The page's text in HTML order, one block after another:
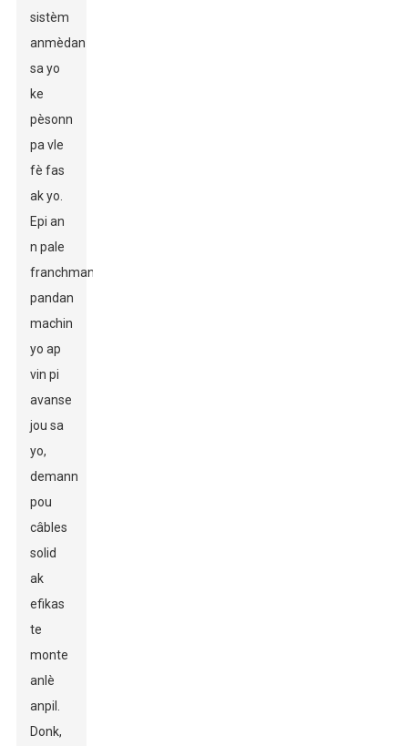
sistèm
anmèdan
sa yo
ke
pèsonn
pa vle
fè fas
ak yo.
Epi an
n pale
franchman,
pandan
machin
yo ap
vin pi
avanse
jou sa
yo,
demann
pou
câbles
solid
ak
efikas
te
monte
anlè
anpil.
Donk,